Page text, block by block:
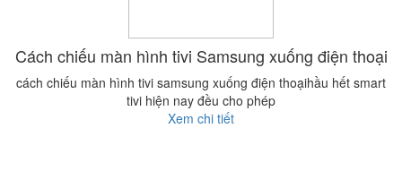
Cách chiếu màn hình tivi Samsung xuống điện thoại
cách chiếu màn hình tivi samsung xuống điện thoạihầu hết smart
tivi hiện nay đều cho phép
Xem chi tiết